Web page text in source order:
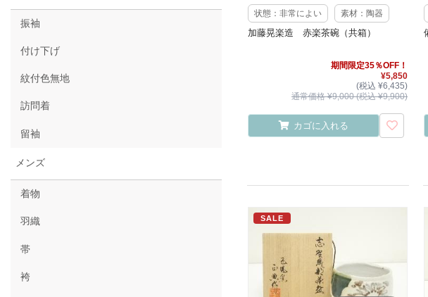
振袖
付け下げ
紋付色無地
訪問着
留袖
メンズ
着物
羽織
帯
袴
状態：非常によい 素材：陶器
加藤晃楽造 赤楽茶碗（共箱）
期間限定35％OFF！
¥5,850
(税込 ¥6,435)
通常価格 ¥9,000 (税込 ¥9,900)
カゴに入れる
SALE